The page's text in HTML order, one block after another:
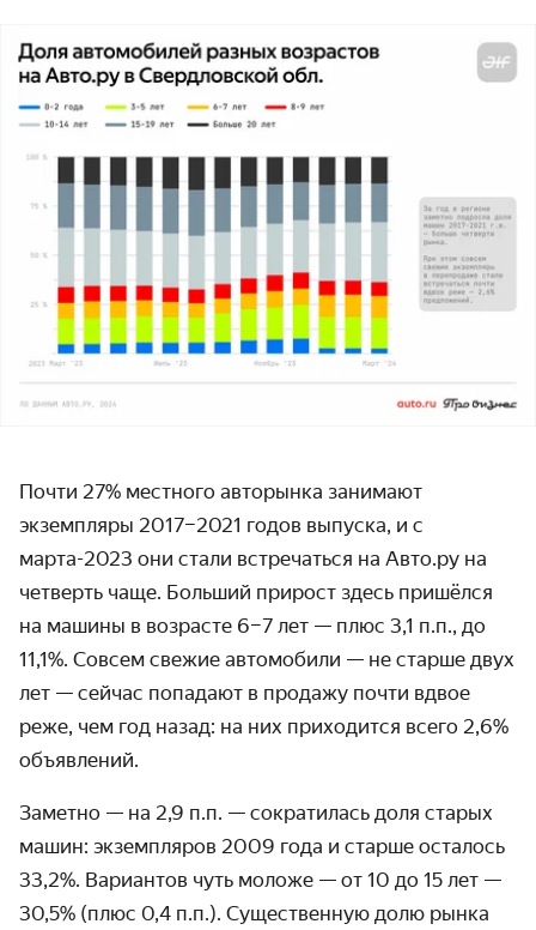
Почти 27% местного авторынка занимают
экземпляры 2017–2021 годов выпуска, и с
марта-2023 они стали встречаться на Авто.ру на
четверть чаще. Больший прирост здесь пришёлся
на машины в возрасте 6–7 лет — плюс 3,1 п.п., до
11,1%. Совсем свежие автомобили — не старше двух
лет — сейчас попадают в продажу почти вдвое
реже, чем год назад: на них приходится всего 2,6%
объявлений.
Заметно — на 2,9 п.п. — сократилась доля старых
машин: экземпляров 2009 года и старше осталось
33,2%. Вариантов чуть моложе — от 10 до 15 лет —
30,5% (плюс 0,4 п.п.). Существенную долю рынка